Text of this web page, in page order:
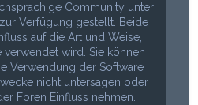
Community unter
Verfügung gestellt. Beide
auf die Art und Weise,
verwendet wird. Sie können
Verwendung der Software
nicht untersagen oder
Foren Einfluss nehmen.